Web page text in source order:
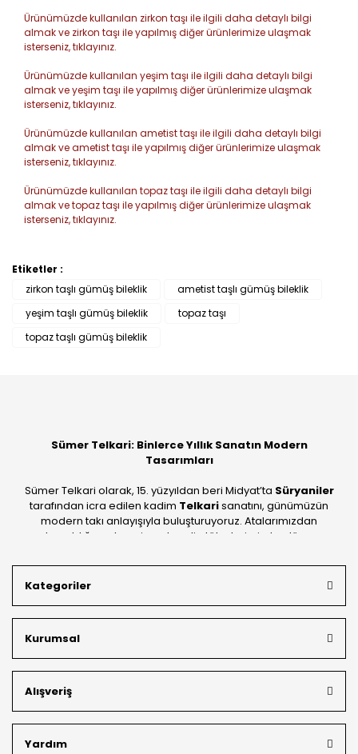
Ürünümüzde kullanılan zirkon taşı ile ilgili daha detaylı bilgi
almak ve zirkon taşı ile yapılmış diğer ürünlerimize ulaşmak
isterseniz, tıklayınız.
Ürünümüzde kullanılan yeşim taşı ile ilgili daha detaylı bilgi
almak ve yeşim taşı ile yapılmış diğer ürünlerimize ulaşmak
isterseniz, tıklayınız.
Ürünümüzde kullanılan ametist taşı ile ilgili daha detaylı bilgi
almak ve ametist taşı ile yapılmış diğer ürünlerimize ulaşmak
isterseniz, tıklayınız.
Ürünümüzde kullanılan topaz taşı ile ilgili daha detaylı bilgi
almak ve topaz taşı ile yapılmış diğer ürünlerimize ulaşmak
isterseniz, tıklayınız.
Bu ürüne ilk yorumu siz yapın!
Etiketler :
zirkon taşlı gümüş bileklik
ametist taşlı gümüş bileklik
yeşim taşlı gümüş bileklik
topaz taşı
topaz taşlı gümüş bileklik
Sümer Telkari: Binlerce Yıllık Sanatın Modern
Tasarımları
Sümer Telkari olarak, 15. yüzyıldan beri Midyat’ta Süryaniler
tarafından icra edilen kadim Telkarisanatını, günümüzün
modern takı anlayışıyla buluşturuyoruz. Atalarımızdan
devraldığımız bu mirası; kendi atölyelerimizde, dünya
Mardin’in tarihi dokusunu yansıtan geleneksel işlemeleri, her
bütçeye uygun
müşterilerimizin özel siparişlerini benzersiz bir titizlikle
hazırlıyor; köklü geçmişimizi geleceğin takı modasına
güvenle taşıyoruz.
Kategoriler
Kurumsal
Alışveriş
Yardım